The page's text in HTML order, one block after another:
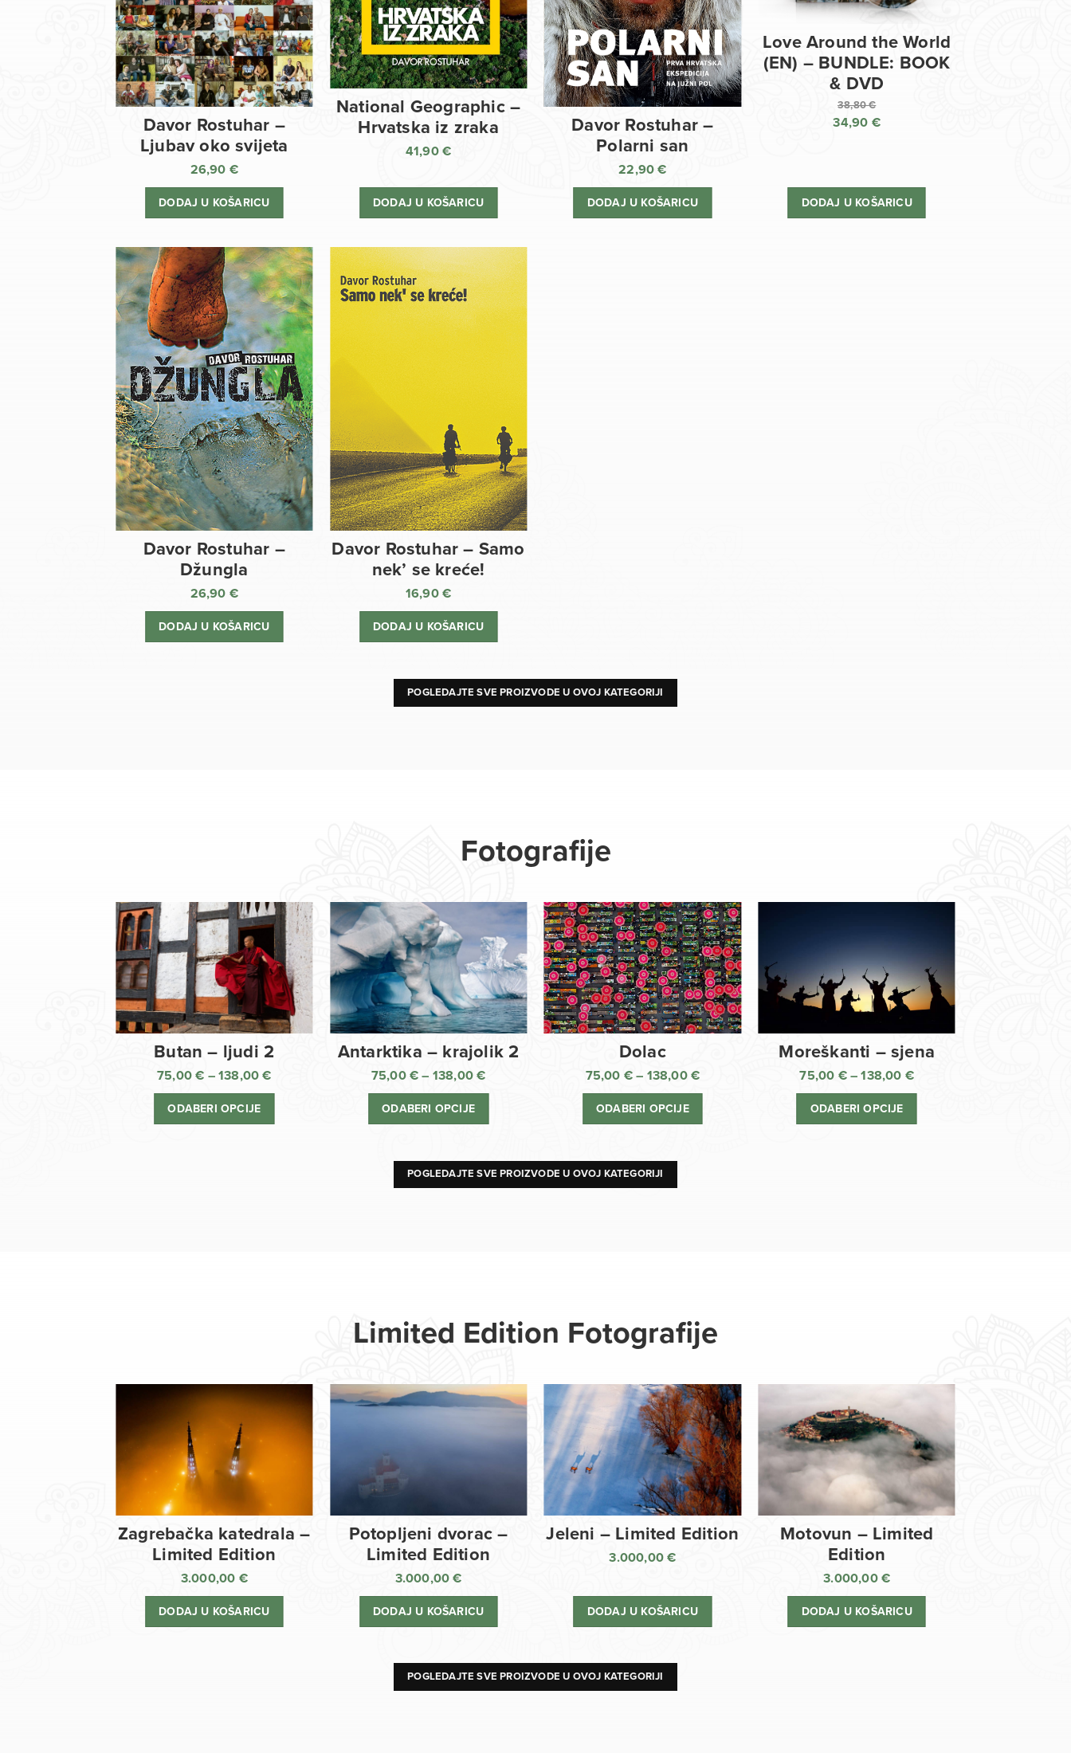
Davor Rostuhar –
Ljubav oko svijeta
26,90 €
DODAJ U KOŠARICU
National Geographic –
Hrvatska iz zraka
41,90€
DODAJ U KOŠARICU
Davor Rostuhar –
Polarni san
22,90€
DODAJ U KOŠARICU
Love Around the World
(EN) – BUNDLE: BOOK
& DVD
38,80€
Izvorna
je:
38,80 €.
34,90 €
je:
34,90 €.
DODAJ U KOŠARICU
Davor Rostuhar –
Džungla
26,90 €
DODAJ U KOŠARICU
Davor Rostuhar – Samo
nek’ se kreće!
16,90€
DODAJ U KOŠARICU
POGLEDAJTE SVE PROIZVODE U OVOJ KATEGORIJI
Fotografije
Butan – ljudi 2
75,00€ – 138,00€
ODABERI OPCIJE
Antarktika – krajolik 2
75,00 € – 138,00€
138,00 €
ODABERI OPCIJE
Dolac
75,00 € – 138,00 €
cijena:
ODABERI OPCIJE
Moreškanti – sjena
75,00 € – 138,00 €Raspon
cijena:
ODABERI OPCIJE
POGLEDAJTE SVE PROIZVODE U OVOJ KATEGORIJI
Limited Edition Fotografije
Zagrebačka katedrala –
Limited Edition
3.000,00 €
DODAJ U KOŠARICU
Potopljeni dvorac –
Limited Edition
3.000,00€
DODAJ U KOŠARICU
Jeleni – Limited Edition
3.000,00€
DODAJ U KOŠARICU
Motovun – Limited
Edition
3.000,00 €
DODAJ U KOŠARICU
POGLEDAJTE SVE PROIZVODE U OVOJ KATEGORIJI